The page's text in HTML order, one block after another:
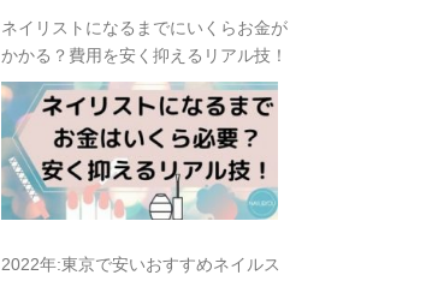
ネイリストになるまでにいくらお金が
かかる？費用を安く抑えるリアル技！
2022年:東京で安いおすすめネイルス